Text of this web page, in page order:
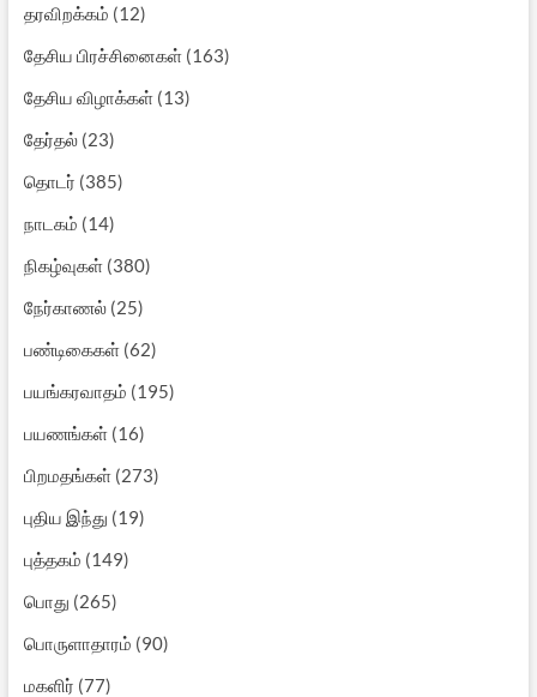
தரவிறக்கம் (12)
தேசிய பிரச்சினைகள்(163)
தேசிய விழாக்கள்(13)
தேர்தல்(23)
தொடர் (385)
நாடகம் (14)
நிகழ்வுகள்(380)
நேர்காணல்(25)
பண்டிகைகள்(62)
பயங்கரவாதம் (195)
பயணங்கள்(16)
பிறமதங்கள்(273)
புதிய இந்து (19)
புத்தகம் (149)
பொது (265)
பொருளாதாரம் (90)
மகளிர் (77)